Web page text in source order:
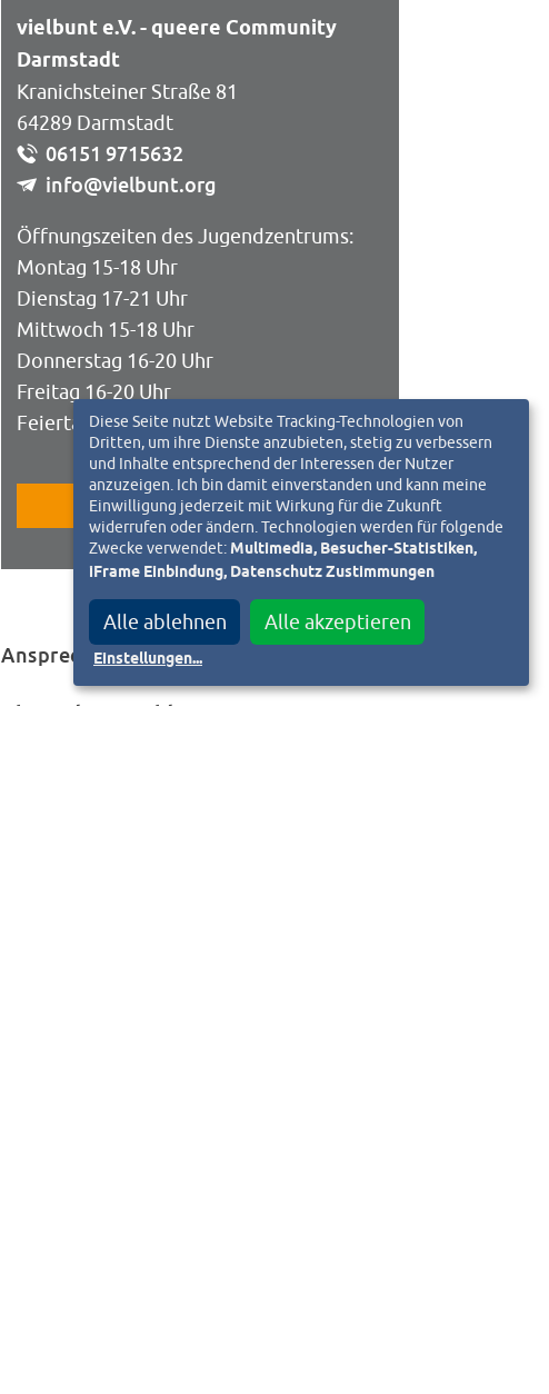
vielbunt e.V. - queere Community
Darmstadt
Kranichsteiner Straße 81
64289 Darmstadt
06151 9715632
info@vielbunt.org
Öffnungszeiten des Jugendzentrums:
Montag 15-18 Uhr
Dienstag 17-21 Uhr
Mittwoch 15-18 Uhr
Donnerstag 16-20 Uhr
Freitag 16-20 Uhr
Feiertags: geschlossen
ZUR WEBSEITE
Ansprechpartner:
Alexander Arnold
Diese Seite nutzt Website Tracking-Technologien von
Dritten, um ihre Dienste anzubieten, stetig zu verbessern
und Inhalte entsprechend der Interessen der Nutzer
anzuzeigen. Ich bin damit einverstanden und kann meine
Einwilligung jederzeit mit Wirkung für die Zukunft
widerrufen oder ändern. Technologien werden für folgende
Zwecke verwendet:Multimedia, Besucher-Statistiken,
iFrame Einbindung, Datenschutz Zustimmungen
Alle ablehnen Alle akzeptieren
Einstellungen...